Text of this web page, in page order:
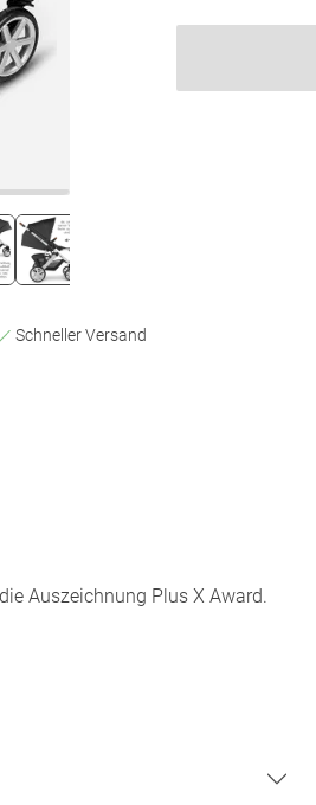
Schneller Versand
Auszeichnung Plus X Award.